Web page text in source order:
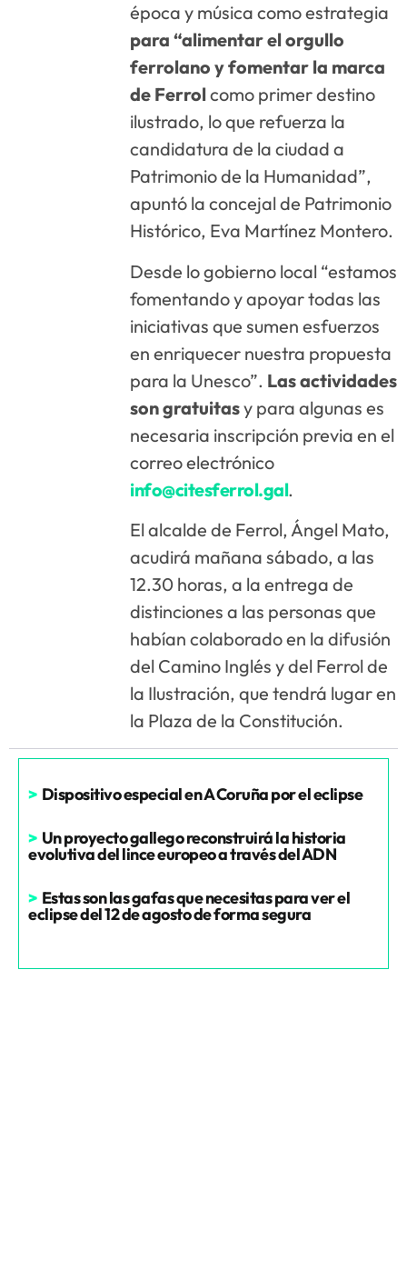
época y música como estrategia
para “alimentar el orgullo
ferrolano y fomentar la marca
de Ferrolcomo primer destino
ilustrado, lo que refuerza la
candidatura de la ciudad a
Patrimonio de la Humanidad”,
apuntó la concejal de Patrimonio
Histórico, Eva Martínez Montero.
Desde lo gobierno local “estamos
fomentando y apoyar todas las
iniciativas que sumen esfuerzos
en enriquecer nuestra propuesta
para la Unesco”. Las actividades
son gratuitasy para algunas es
necesaria inscripción previa en el
correo electrónico
info@citesferrol.gal.
El alcalde de Ferrol, Ángel Mato,
acudirá mañana sábado, a las
12.30 horas, a la entrega de
distinciones a las personas que
habían colaborado en la difusión
del Camino Inglés y del Ferrol de
la Ilustración, que tendrá lugar en
la Plaza de la Constitución.
> Dispositivo especial en A Coruña por el eclipse
> Un proyecto gallego reconstruirá la historia
evolutiva del lince europeo a través del ADN
> Estas son las gafas que necesitas para ver el
eclipse del 12 de agosto de forma segura